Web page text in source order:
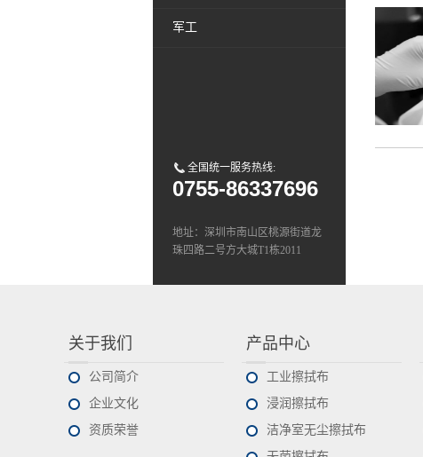
军工
全国统一服务热线:
0755-86337696
地址：深圳市南山区桃源街道龙
珠四路二号方大城T1栋2011
关于我们
公司简介
企业文化
资质荣誉
产品中心
工业擦拭布
浸润擦拭布
洁净室无尘擦拭布